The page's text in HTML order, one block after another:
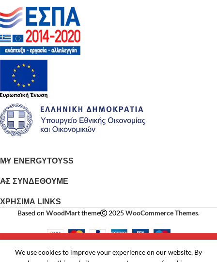
ΕΜΑΣ ΣΕ 24 ΩΡΕΣ, ΕΝΤΟΣ ΔΗΜΟΥ ΔΕΛΤΑ
MY ENERGYTOYSS
ΑΣ ΣΥΝΔΕΘΟΥΜΕ
ΧΡΗΣΙΜΑ LINKS
Based on WoodMarttheme 2025 WooCommerce Themes.
Wishlist Καλάθι
Λογαριασμού μου
We use cookies to improve your experience on our website. By